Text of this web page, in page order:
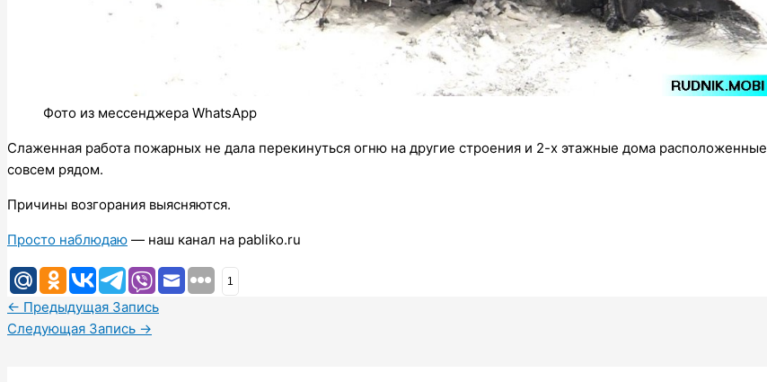
Фото из мессенджера WhatsApp
Слаженная работа пожарных не дала перекинуться огню на другие строения и 2-х этажные дома расположенные
совсем рядом.
Причины возгорания выясняются.
Просто наблюдаю — наш канал на pabliko.ru
1
← Предыдущая Запись
Следующая Запись →